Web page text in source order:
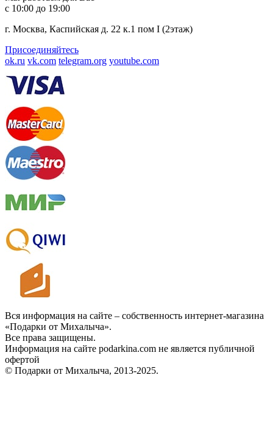
с 10:00 до 19:00
г. Москва, Каспийская д. 22 к.1 пом I (2этаж)
Присоединяйтесь
ok.ru vk.com telegram.org youtube.com
Вся информация на сайте – собственность интернет-магазина
«Подарки от Михалыча».
Все права защищены.
Информация на сайте podarkina.com не является публичной
офертой
© Подарки от Михалыча, 2013-2025.